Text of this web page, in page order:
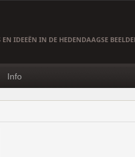
IDEEËN IN DE HEDENDAAGSE
Info